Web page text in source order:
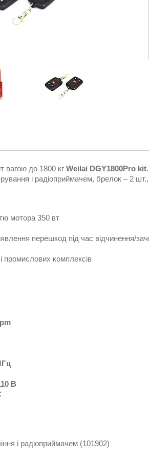
вагою до 1800 кг Weilai DGY1800Pro kit
і радіоприймачем, брелок – 2
мотора 350 вт
перешкод під час відчинення/
промислових комплексів
В
і радіоприймачем (101902)